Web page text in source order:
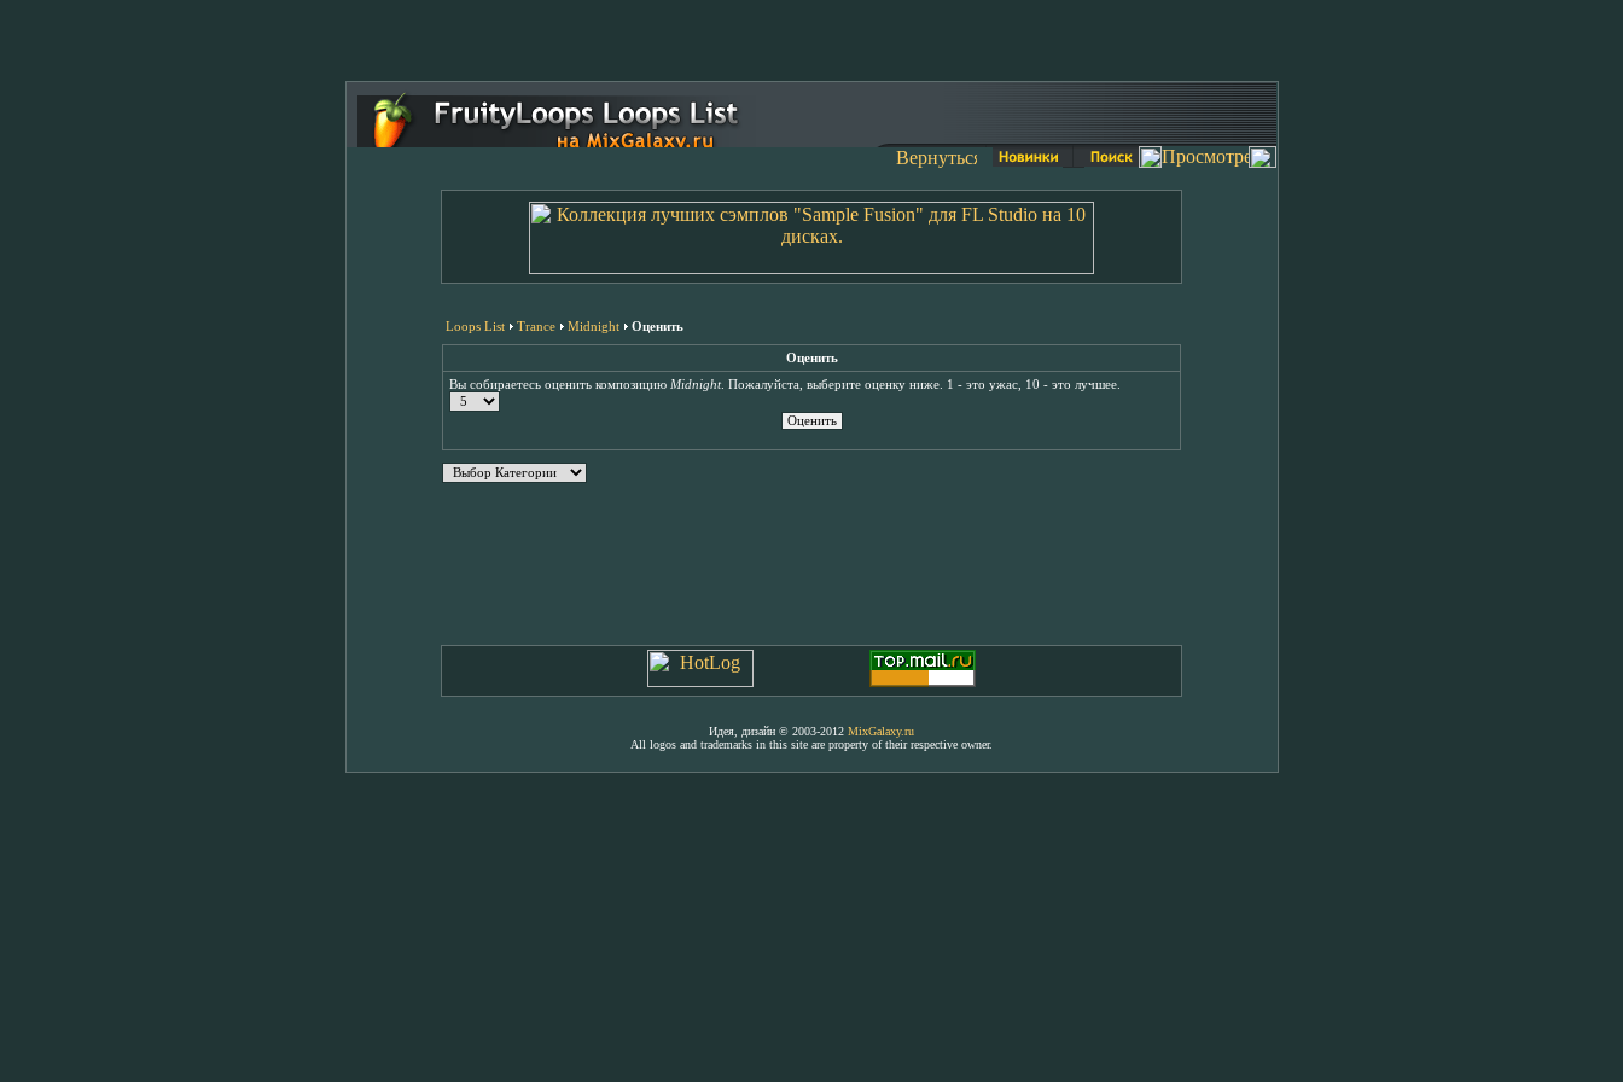
Loops List Trance Midnight Оценить
Оценить
Вы собираетесь оценить композицию Midnight. Пожалуйста, выберите оценку ниже. 1 - это ужас, 10 - это лучшее.
Идея, дизайн © 2003-2012 MixGalaxy.ru
All logos and trademarks in this site are property of their respective owner.